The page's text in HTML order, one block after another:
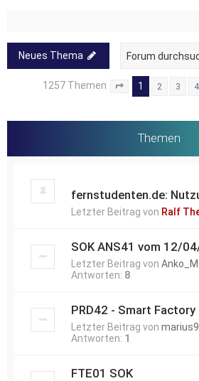
Neues Thema
1257 Themen Seite von 26
1 2 3 4
Themen
fernstudenten.de:
Letzter Beitrag von Ralf
SOK ANS41 vom 12/
Letzter Beitrag von Anko_M.
Antworten: 8
PRD42 - Smart Factory
Letzter Beitrag von
Antworten: 1
FTE01 SOK